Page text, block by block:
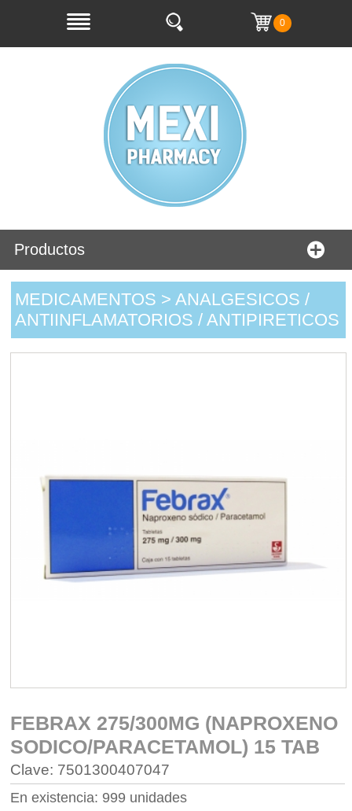
0
Productos
MEDICAMENTOS > ANALGESICOS /
ANTIINFLAMATORIOS / ANTIPIRETICOS
FEBRAX 275/300MG (NAPROXENO
SODICO/PARACETAMOL) 15 TAB
Clave: 7501300407047
En existencia: 999 unidades